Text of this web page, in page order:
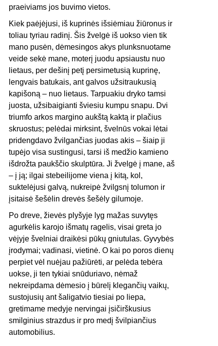
praeiviams jos buvimo vietos.
Kiek paėjėjusi, iš kuprinės išsiėmiau žiūronus ir
toliau tyriau radinį. Šis žvelgė iš uokso vien tik
mano pusėn, dėmesingos akys plunksnuotame
veide sekė mane, moterį juodu apsiaustu nuo
lietaus, per dešinį petį persimetusią kuprinę,
lengvais batukais, ant galvos užsitraukusią
kapišoną – nuo lietaus. Tarpuakiu dryko tamsi
juosta, užsibaigianti šviesiu kumpu snapu. Dvi
triumfo arkos margino aukštą kaktą ir plačius
skruostus; pelėdai mirksint, švelnūs vokai lėtai
pridengdavo žvilgančias juodas akis – šiaip ji
tupėjo visa sustingusi, tarsi iš medžio kamieno
išdrožta paukščio skulptūra. Ji žvelgė į mane, aš
– į ją; ilgai stebeilijome viena į kitą, kol,
suktelėjusi galvą, nukreipė žvilgsnį tolumon ir
įsitaisė šešėlin drevės šešėly gilumoje.
Po dreve, žievės plyšyje lyg mažas suvytęs
agurkėlis karojo išmatų ragelis, visai greta jo
vėjyje švelniai draikėsi pūkų gniutulas. Gyvybės
įrodymai; vadinasi, vietinė. O kai po poros dienų
perpiet vėl nuėjau pažiūrėti, ar pelėda tebėra
uokse, ji ten tykiai snūduriavo, nėmaž
nekreipdama dėmesio į būrelį klegančių vaikų,
sustojusių ant šaligatvio tiesiai po liepa,
gretimame medyje nervingai įsičirškusius
smilginius strazdus ir pro medį švilpiančius
automobilius.